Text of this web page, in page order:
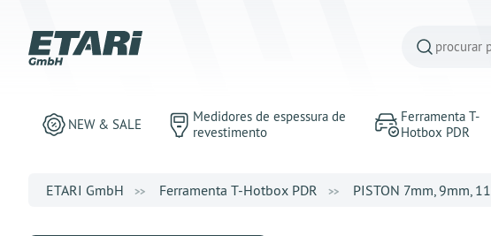
NEW & SALE
Medidores de espessura de
revestimento
Ferramenta T-
Hotbox PDR
ETARI GmbH Ferramenta T-Hotbox PDR PISTON 7mm, 9mm,